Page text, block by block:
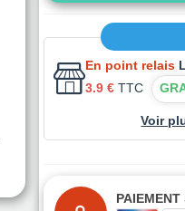
En point relais
3.9 € TTC
Voir
PAIEMENT